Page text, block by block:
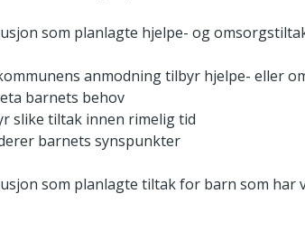
som planlagte hjelpe- og
anmodning tilbyr hjelpe- eller
barnets behov
slike tiltak innen rimelig tid
barnets synspunkter
som planlagte tiltak for barn som har